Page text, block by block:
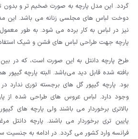
گردد. این مدل پارچه به صورت ضخیم تر و
دوخت لباس های مجلسی زنانه می باشد. این
نیز در لباس به کار برده می شود. به طور
پارچه جهت طراحی لباس های فشن و شیک
طرح پارچه دانتل به این صورت است، که در
بافته شده قابل دید می‌باشد. البته پارچه گیپور
وجود دارد. لباس عروس های طراحی شده از
بالاتری برخوردار می باشند ولی پارچه های
پایین تری برخوردار می باشند. پارچه دانتل
فرانسه وارد کشور می گردد. در ادامه به جنسیت